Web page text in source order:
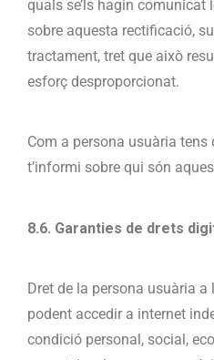
quals se’ls hagin comunicat
sobre aquesta rectificació,
tractament, tret que això
esforç desproporcionat.
Com a persona usuària tens
t’informi sobre qui són
8.6. Garanties de drets
Dret de la persona usuària
podent accedir a internet
condició personal, social,